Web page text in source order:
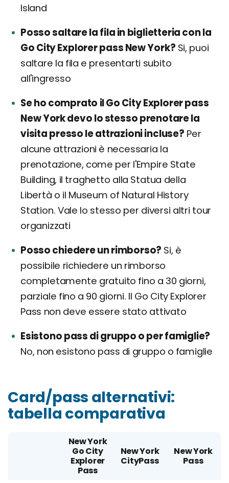
Island
Posso saltare la fila in biglietteria con la
Go City Explorer pass New York? Si, puoi
saltare la fila e presentarti subito
all'ingresso
Se ho comprato il Go City Explorer pass
New York devo lo stesso prenotare la
visita presso le attrazioni incluse? Per
alcune attrazioni è necessaria la
prenotazione, come per l'Empire State
Building, il traghetto alla Statua della
Libertà o il Museum of Natural History
Station. Vale lo stesso per diversi altri tour
organizzati
Posso chiedere un rimborso? Si, è
possibile richiedere un rimborso
completamente gratuito fino a 30 giorni,
parziale fino a 90 giorni. Il Go City Explorer
Pass non deve essere stato attivato
Esistono pass di gruppo o per famiglie?
No, non esistono pass di gruppo o famiglie
Card/pass alternativi:
tabella comparativa
New York
Go City
Explorer
Pass
New York
CityPass
New York
Pass